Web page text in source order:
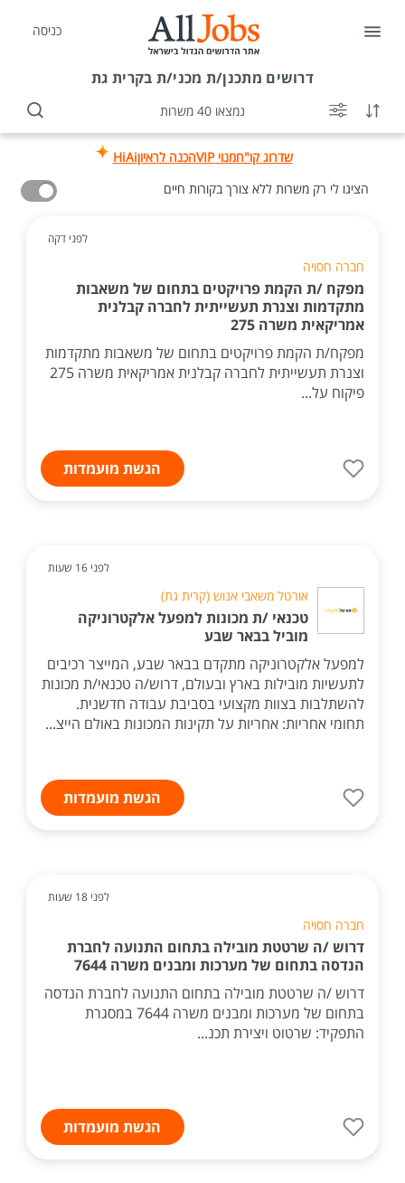
כניסה
דרושים מתכנן/ת מכני/ת בקרית גת
נמצאו 40 משרות
שדרוג קו"חמנוי VIP הכנה לראיוןHiAi
הציגו לי רק משרות ללא צורך בקורות חיים
לפני דקה
חברה חסויה
מפקח /ת הקמת פרויקטים בתחום של משאבות
מתקדמות וצנרת תעשייתית לחברה קבלנית
אמריקאית משרה 275
מפקח/ת הקמת פרויקטים בתחום של משאבות מתקדמות
וצנרת תעשייתית לחברה קבלנית אמריקאית משרה 275
פיקוח על...
הגשת מועמדות
לפני 16 שעות
אורטל משאבי אנוש (קרית גת)
טכנאי /ת מכונות למפעל אלקטרוניקה
מוביל בבאר שבע
למפעל אלקטרוניקה מתקדם בבאר שבע, המייצר רכיבים
לתעשיות מובילות בארץ ובעולם, דרוש/ה טכנאי/ת מכונות
להשתלבות בצוות מקצועי בסביבת עבודה חדשנית.
תחומי אחריות: אחריות על תקינות המכונות באולם הייצ...
הגשת מועמדות
לפני 18 שעות
חברה חסויה
דרוש /ה שרטטת מובילה בתחום התנועה לחברת
הנדסה בתחום של מערכות ומבנים משרה 7644
דרוש /ה שרטטת מובילה בתחום התנועה לחברת הנדסה
בתחום של מערכות ומבנים משרה 7644 במסגרת
התפקיד: שרטוט ויצירת תכנ...
הגשת מועמדות